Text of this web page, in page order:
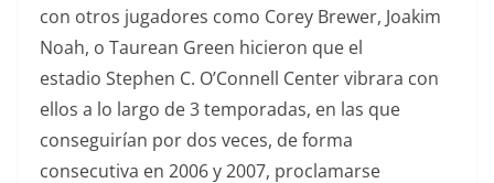
con otros jugadores como Corey Brewer, Joakim
Noah, o Taurean Green hicieron que el
estadio Stephen C. O’Connell Center vibrara con
ellos a lo largo de 3 temporadas, en las que
conseguirían por dos veces, de forma
consecutiva en 2006 y 2007, proclamarse